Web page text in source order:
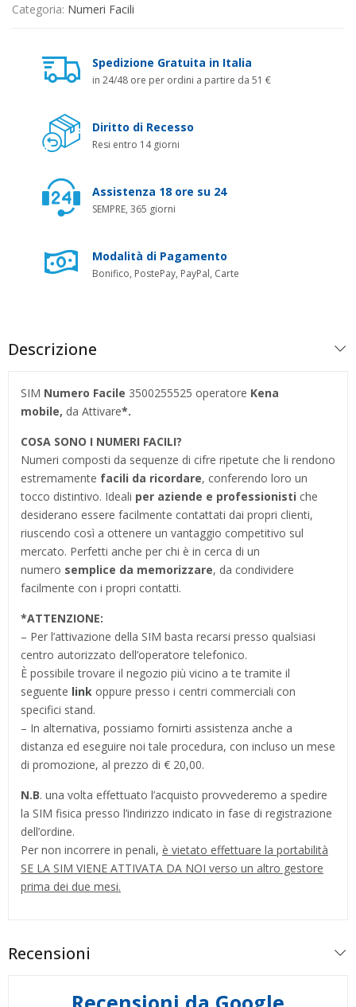
Categoria: Numeri Facili
Spedizione Gratuita in Italia
in 24/48 ore per ordini a partire da 51 €
Diritto di Recesso
Resi entro 14 giorni
Assistenza 18 ore su 24
SEMPRE, 365 giorni
Modalità di Pagamento
Bonifico, PostePay, PayPal, Carte
Descrizione
SIM Numero Facile 3500255525 operatore Kena
mobile, da Attivare*.
COSA SONO I NUMERI FACILI?
Numeri composti da sequenze di cifre ripetute che li rendono
estremamente facili da ricordare, conferendo loro un
tocco distintivo. Ideali per aziende e professionisti che
desiderano essere facilmente contattati dai propri clienti,
riuscendo così a ottenere un vantaggio competitivo sul
mercato. Perfetti anche per chi è in cerca di un
numero semplice da memorizzare, da condividere
facilmente con i propri contatti.
*ATTENZIONE:
– Per l’attivazione della SIM basta recarsi presso qualsiasi
centro autorizzato dell’operatore telefonico.
È possibile trovare il negozio più vicino a te tramite il
seguente link oppure presso i centri commerciali con
specifici stand.
– In alternativa, possiamo fornirti assistenza anche a
distanza ed eseguire noi tale procedura, con incluso un mese
di promozione, al prezzo di € 20,00.
N.B. una volta effettuato l’acquisto provvederemo a spedire
la SIM fisica presso l’indirizzo indicato in fase di registrazione
dell’ordine.
Per non incorrere in penali, è vietato effettuare la portabilità
SE LA SIM VIENE ATTIVATA DA NOI verso un altro gestore
prima dei due mesi.
Recensioni